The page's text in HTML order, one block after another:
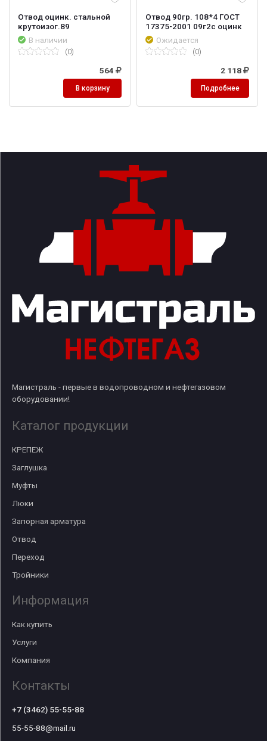
Отвод оцинк. стальной
крутоизог.89
В наличии
(0)
564
В корзину
Отвод 90гр. 108*4 ГОСТ
17375-2001 09г2с оцинк
Ожидается
(0)
2 118
Подробнее
Магистраль - первые в водопроводном и нефтегазовом
оборудовании!
Каталог продукции
КРЕПЕЖ
Заглушка
Муфты
Люки
Запорная арматура
Отвод
Переход
Тройники
Информация
Как купить
Услуги
Компания
Контакты
+7 (3462) 55-55-88
55-55-88@mail.ru